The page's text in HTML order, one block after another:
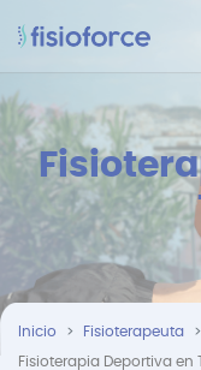
Inicio Fisioterapeuta
Fisioterapia Deportiva en